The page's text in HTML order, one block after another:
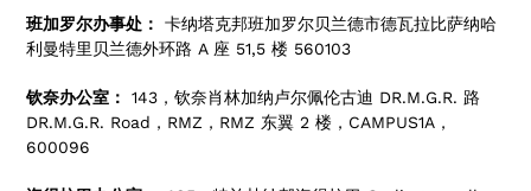
班加罗尔办事处：
卡纳塔克邦班加罗尔贝兰德市德瓦拉比萨纳哈
利曼特里贝兰德外环路 A 座 51,5 楼 560103
钦奈办公室：
143，钦奈肖林加纳卢尔佩伦古迪 DR.M.G.R. 路
DR.M.G.R. Road，RMZ，RMZ 东翼 2 楼，CAMPUS1A，
600096